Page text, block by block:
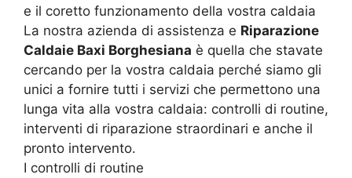
e il coretto funzionamento della vostra caldaia
La nostra azienda di assistenza e Riparazione
Caldaie Baxi Borghesiana è quella che stavate
cercando per la vostra caldaia perché siamo gli
unici a fornire tutti i servizi che permettono una
lunga vita alla vostra caldaia: controlli di routine,
interventi di riparazione straordinari e anche il
pronto intervento.
I controlli di routine